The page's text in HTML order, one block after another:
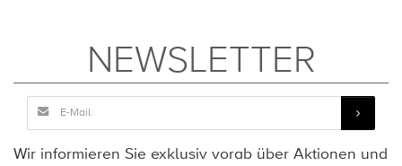
NEWSLETTER
Wir informieren Sie exklusiv vorab über Aktionen und